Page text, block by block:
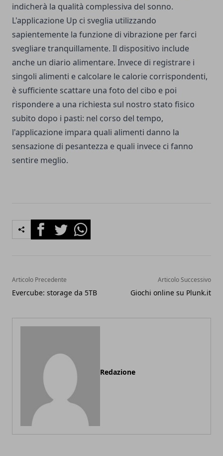
indicherà la qualità complessiva del sonno.
L'applicazione Up ci sveglia utilizzando
sapientemente la funzione di vibrazione per farci
svegliare tranquillamente. Il dispositivo include
anche un diario alimentare. Invece di registrare i
singoli alimenti e calcolare le calorie corrispondenti,
è sufficiente scattare una foto del cibo e poi
rispondere a una richiesta sul nostro stato fisico
subito dopo i pasti: nel corso del tempo,
l'applicazione impara quali alimenti danno la
sensazione di pesantezza e quali invece ci fanno
sentire meglio.
FacebookTwitterWhatsapp
Articolo Precedente
Evercube: storage da 5TB
Articolo Successivo
Giochi online su Plunk.it
Redazione